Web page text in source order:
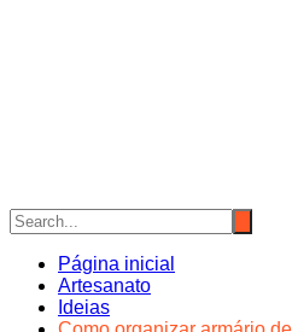
Página inicial
Artesanato
Ideias